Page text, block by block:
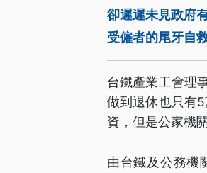
卻遲遲未見政府
受僱者的尾牙自
台鐵產業工會理
做到退休也只有
資，但是公家機
由台鐵及公務機